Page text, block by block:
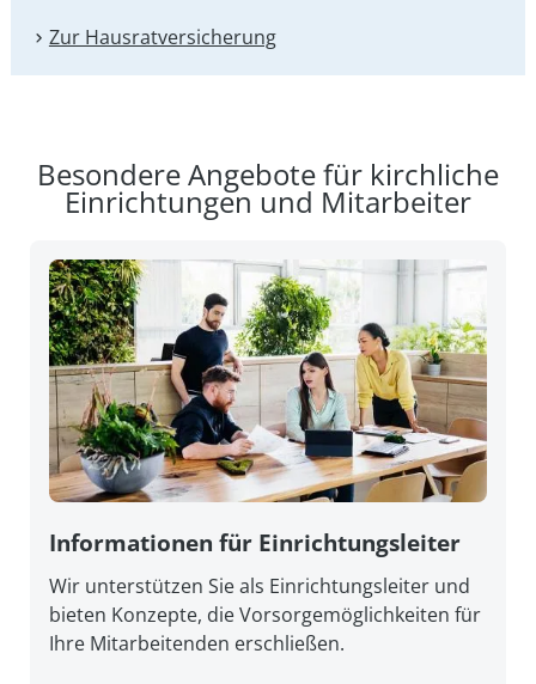
Zur Hausrat­versicherung
Besondere Angebote für kirchliche
Einrichtungen und Mitarbeiter
Informationen für Einrichtungsleiter
Wir unterstützen Sie als Einrichtungsleiter und
bieten Konzepte, die Vorsorgemöglichkeiten für
Ihre Mitarbeitenden erschließen.